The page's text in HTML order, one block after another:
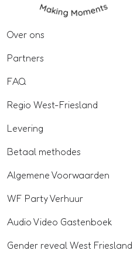
Over ons
Partners
FAQ
Regio West-Friesland
Levering
Betaal methodes
Algemene Voorwaarden
WF Party Verhuur
Audio Video Gastenboek
Gender reveal West Friesland